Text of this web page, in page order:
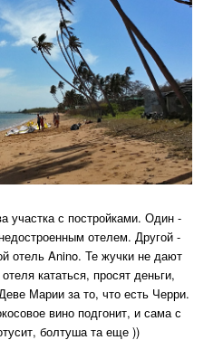
участка с постройками. Один -
отелем. Другой -
отель Anino. Те жучки не дают
кататься, просят деньги,
Марии за то, что есть Черри.
вино подгонит, и сама с
болтуша та еще ))